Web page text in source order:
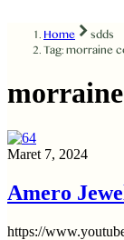
Home
sdds
Tag: morraine
Maret 7, 2024
Amero
https://